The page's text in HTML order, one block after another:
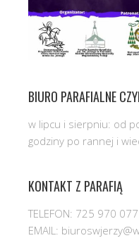
BIURO PARAFIALNE
w lipcu i sierpniu: od
godziny po rannej i
KONTAKT Z PARAFIĄ
TELEFON: 725 970 077
EMAIL: